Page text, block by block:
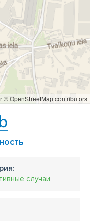
© OpenStreetMap contributors
случаи